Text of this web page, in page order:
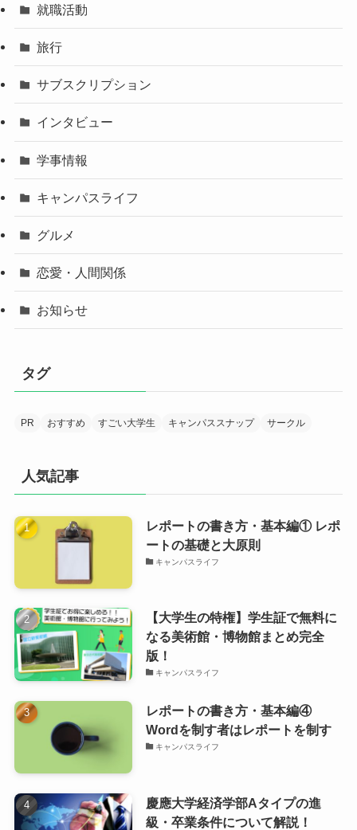
就職活動
旅行
サブスクリプション
インタビュー
学事情報
キャンパスライフ
グルメ
恋愛・人間関係
お知らせ
タグ
PR おすすめ すごい大学生 キャンパススナップ サークル
人気記事
レポートの書き方・基本編① レポ
ートの基礎と大原則
キャンパスライフ
【大学生の特権】学生証で無料に
なる美術館・博物館まとめ完全
版！
キャンパスライフ
レポートの書き方・基本編④
Wordを制す者はレポートを制す
キャンパスライフ
慶應大学経済学部Aタイプの進
級・卒業条件について解説！